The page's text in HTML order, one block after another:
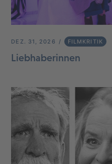
DEZ. 31, 2026 FILMKRITIK
Liebhaberinnen